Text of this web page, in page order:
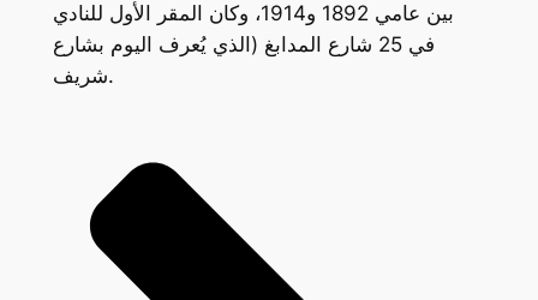
بين عامي 1892 و1914، وكان المقر الأول للنادي
في 25 شارع المدابغ (الذي يُعرف اليوم بشارع
شريف.